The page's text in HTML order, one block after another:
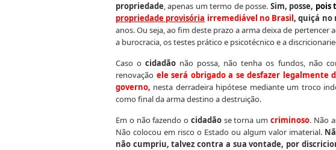
propriedade, apenas um termo de posse. Sim, posse, pois
propriedade provisória irremediável no Brasil, quiçá no
anos. Ou seja, ao fim deste prazo a arma deixa de pertencer
a burocracia, os testes prático e psicotécnico e a
Caso ocidadão não possa, não tenha os fundos, não
renovação ele será obrigado a se desfazer legalmente
governo, nesta derradeira hipótese mediante um troco
como final da arma destino a destruição.
Em o não fazendo o cidadão se torna umcriminoso. Não
Não colocou em risco o Estado ou algum valor imaterial.
não cumpriu, talvez contra a sua vontade, por